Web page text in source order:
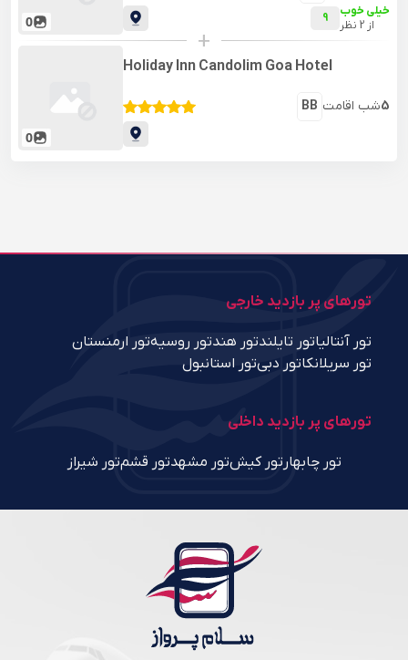
0 9
خیلی خوب
از 2 نظر
+
0
Holiday Inn Candolim Goa Hotel
BB شب اقامت5
تورهای پر بازدید خارجی
تور آنتالیاتور تایلندتور هندتور روسیهتور ارمنستان
تور سریلانکاتور دبیتور استانبول
تورهای پر بازدید داخلی
تور چابهار تور کیشتور مشهدتور قشمتور شیراز